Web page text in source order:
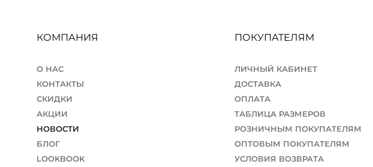
КОМПАНИЯ
О НАС
КОНТАКТЫ
СКИДКИ
АКЦИИ
НОВОСТИ
БЛОГ
LOOKBOOK
ПОКУПАТЕЛЯМ
ЛИЧНЫЙ КАБИНЕТ
ДОСТАВКА
ОПЛАТА
ТАБЛИЦА РАЗМЕРОВ
РОЗНИЧНЫМ ПОКУПАТЕЛЯМ
ОПТОВЫМ ПОКУПАТЕЛЯМ
УСЛОВИЯ ВОЗВРАТА